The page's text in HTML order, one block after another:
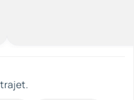
trajet.